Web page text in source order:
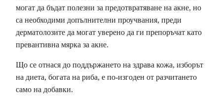
могат да бъдат полезни за предотвратяване на акне, но
са необходими допълнителни проучвания, преди
дерматолозите да могат уверено да ги препоръчат като
превантивна мярка за акне.
Що се отнася до поддържането на здрава кожа, изборът
на диета, богата на риба, е по-изгоден от разчитането
само на добавки.